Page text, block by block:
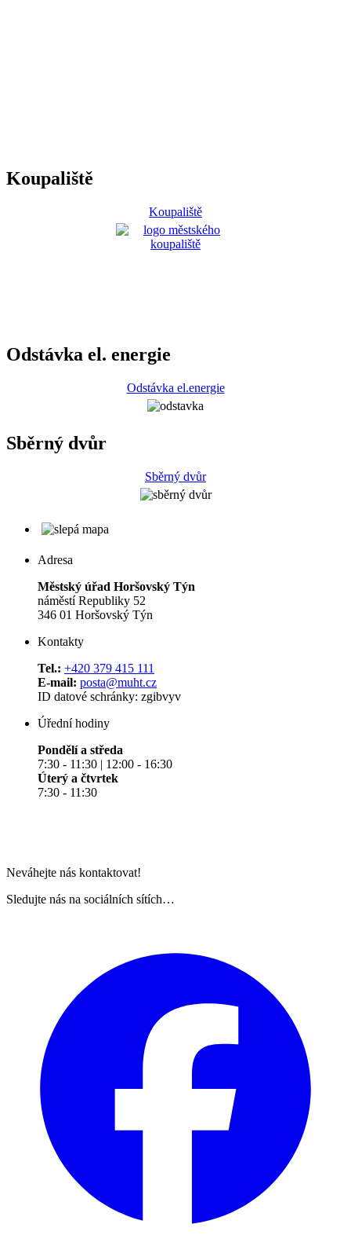
Koupaliště
Koupaliště
Odstávka el. energie
Odstávka el.energie
Sběrný dvůr
Sběrný dvůr
Adresa
Městský úřad Horšovský Týn
náměstí Republiky 52
346 01 Horšovský Týn
Kontakty
Tel.: +420 379 415 111
E-mail: posta@muht.cz
ID datové schránky: zgibvyv
Úřední hodiny
Pondělí a středa
7:30 - 11:30 | 12:00 - 16:30
Úterý a čtvrtek
7:30 - 11:30
Neváhejte nás kontaktovat!
Sledujte nás na sociálních sítích…